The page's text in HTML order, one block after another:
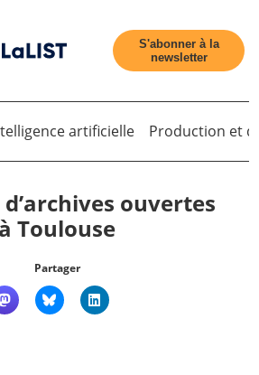
S'abonner à la
newsletter
artificielle Production et
ouvertes
à Toulouse
Partager